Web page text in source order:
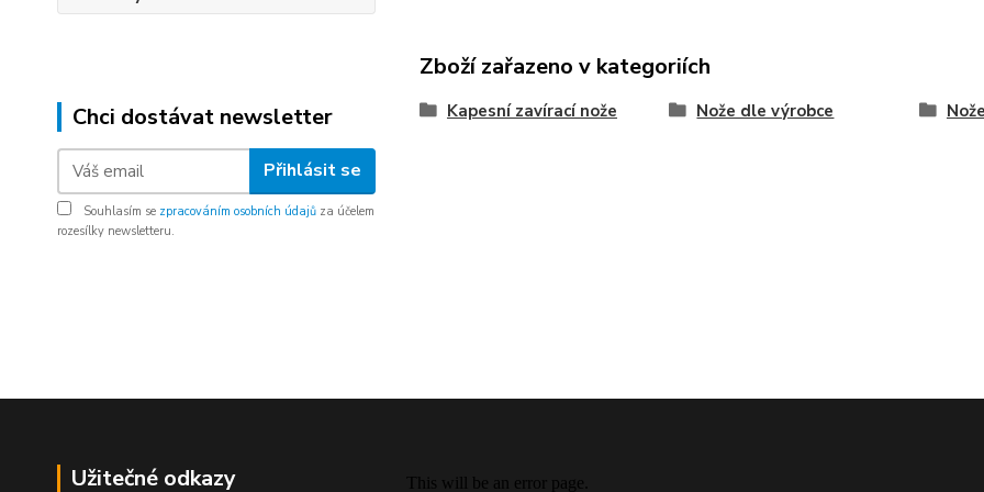
Chci dostávat newsletter
Přihlásit se
Souhlasím se zpracováním osobních údajů za účelem
rozesílky newsletteru.
Zboží zařazeno v kategoriích
Kapesní zavírací nože Nože dle výrobce
Užitečné odkazy